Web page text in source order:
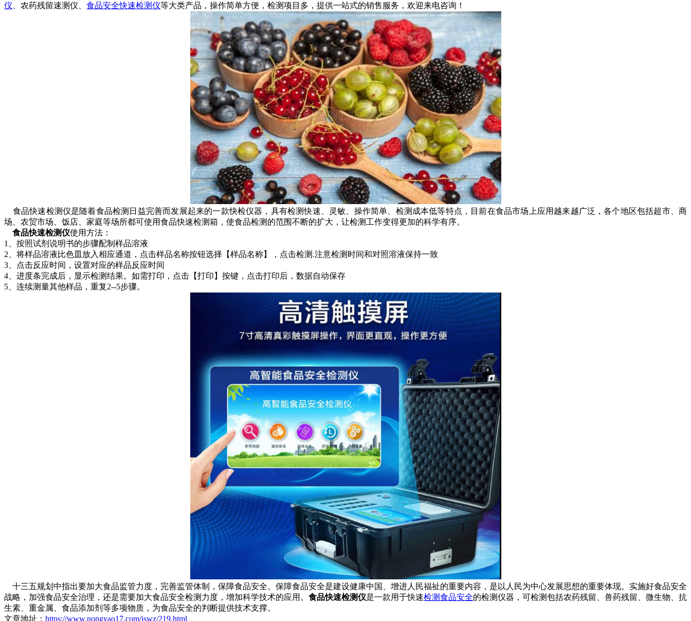
仪 、农药残留速测仪、 食品安全快速检测仪等大类产品，操作简单方便，检测项目多，提供一站式的销售服务，欢迎来电咨询！
食品快速检测仪是随着食品检测日益完善而发展起来的一款快检仪器，具有检测快速、灵敏、操作简单、检测成本低等特点，目前在食品市场上应用越来越广泛，各个地区包括超市、商
场、农贸市场、饭店、家庭等场所都可使用食品快速检测箱，使食品检测的范围不断的扩大，让检测工作变得更加的科学有序。
食品快速检测仪使用方法：
1、按照试剂说明书的步骤配制样品溶液
2、将样品溶液比色皿放入相应通道，点击样品名称按钮选择【样品名称】，点击检测.注意检测时间和对照溶液保持一致
3、点击反应时间，设置对应的样品反应时间
4、进度条完成后，显示检测结果。如需打印，点击【打印】按键，点击打印后，数据自动保存
5、连续测量其他样品，重复2--5步骤。
十三五规划中指出要加大食品监管力度，完善监管体制，保障食品安全。保障食品安全是建设健康中国、增进人民福祉的重要内容，是以人民为中心发展思想的重要体现。实施好食品安全
战略，加强食品安全治理，还是需要加大食品安全检测力度，增加科学技术的应用。 食品快速检测仪是一款用于快速检测食品安全的检测仪器，可检测包括农药残留、兽药残留、微生物、抗
生素、重金属、食品添加剂等多项物质，为食品安全的判断提供技术支撑。
文章地址： https://www.nongyao17.com/jswz/219.html